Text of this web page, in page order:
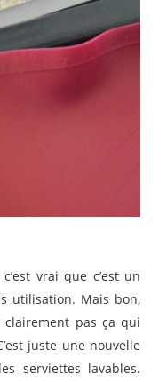
vrai que c’est un
utilisation. Mais bon,
clairement pas ça qui
juste une nouvelle
serviettes lavables.